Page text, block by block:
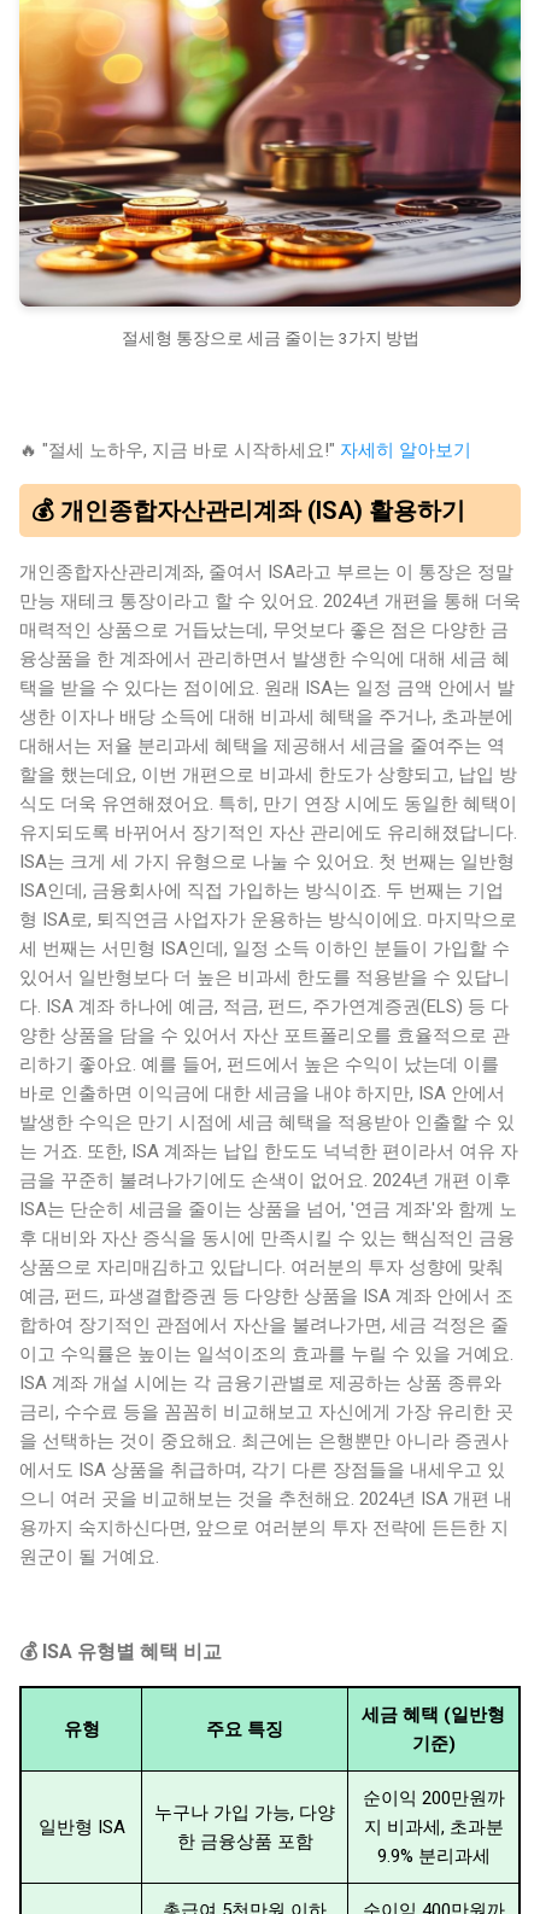
절세형 통장으로 세금 줄이는 3가지 방법
🔥 "절세 노하우, 지금 바로 시작하세요!" 자세히 알아보기
💰 개인종합자산관리계좌 (ISA) 활용하기
개인종합자산관리계좌, 줄여서 ISA라고 부르는 이 통장은 정말
만능 재테크 통장이라고 할 수 있어요. 2024년 개편을 통해 더욱
매력적인 상품으로 거듭났는데, 무엇보다 좋은 점은 다양한 금
융상품을 한 계좌에서 관리하면서 발생한 수익에 대해 세금 혜
택을 받을 수 있다는 점이에요. 원래 ISA는 일정 금액 안에서 발
생한 이자나 배당 소득에 대해 비과세 혜택을 주거나, 초과분에
대해서는 저율 분리과세 혜택을 제공해서 세금을 줄여주는 역
할을 했는데요, 이번 개편으로 비과세 한도가 상향되고, 납입 방
식도 더욱 유연해졌어요. 특히, 만기 연장 시에도 동일한 혜택이
유지되도록 바뀌어서 장기적인 자산 관리에도 유리해졌답니다.
ISA는 크게 세 가지 유형으로 나눌 수 있어요. 첫 번째는 일반형
ISA인데, 금융회사에 직접 가입하는 방식이죠. 두 번째는 기업
형 ISA로, 퇴직연금 사업자가 운용하는 방식이에요. 마지막으로
세 번째는 서민형 ISA인데, 일정 소득 이하인 분들이 가입할 수
있어서 일반형보다 더 높은 비과세 한도를 적용받을 수 있답니
다. ISA 계좌 하나에 예금, 적금, 펀드, 주가연계증권(ELS) 등 다
양한 상품을 담을 수 있어서 자산 포트폴리오를 효율적으로 관
리하기 좋아요. 예를 들어, 펀드에서 높은 수익이 났는데 이를
바로 인출하면 이익금에 대한 세금을 내야 하지만, ISA 안에서
발생한 수익은 만기 시점에 세금 혜택을 적용받아 인출할 수 있
는 거죠. 또한, ISA 계좌는 납입 한도도 넉넉한 편이라서 여유 자
금을 꾸준히 불려나가기에도 손색이 없어요. 2024년 개편 이후
ISA는 단순히 세금을 줄이는 상품을 넘어, '연금 계좌'와 함께 노
후 대비와 자산 증식을 동시에 만족시킬 수 있는 핵심적인 금융
상품으로 자리매김하고 있답니다. 여러분의 투자 성향에 맞춰
예금, 펀드, 파생결합증권 등 다양한 상품을 ISA 계좌 안에서 조
합하여 장기적인 관점에서 자산을 불려나가면, 세금 걱정은 줄
이고 수익률은 높이는 일석이조의 효과를 누릴 수 있을 거예요.
ISA 계좌 개설 시에는 각 금융기관별로 제공하는 상품 종류와
금리, 수수료 등을 꼼꼼히 비교해보고 자신에게 가장 유리한 곳
을 선택하는 것이 중요해요. 최근에는 은행뿐만 아니라 증권사
에서도 ISA 상품을 취급하며, 각기 다른 장점들을 내세우고 있
으니 여러 곳을 비교해보는 것을 추천해요. 2024년 ISA 개편 내
용까지 숙지하신다면, 앞으로 여러분의 투자 전략에 든든한 지
원군이 될 거예요.
💰 ISA 유형별 혜택 비교
유형 주요 특징
세금 혜택 (일반형
기준)
일반형 ISA
누구나 가입 가능, 다양
한 금융상품 포함
순이익 200만원까
지 비과세, 초과분
9.9% 분리과세